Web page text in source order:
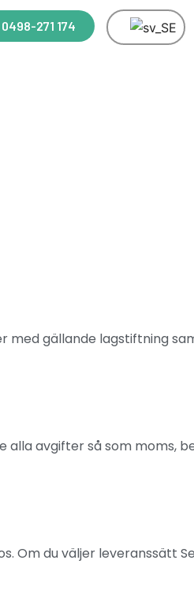
0498-271 174
med gällande lagstiftning
alla avgifter så som moms,
Om du väljer leveranssätt